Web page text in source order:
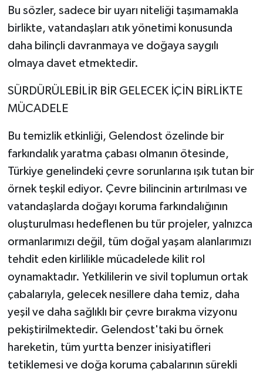
Bu sözler, sadece bir uyarı niteliği taşımamakla
birlikte, vatandaşları atık yönetimi konusunda
daha bilinçli davranmaya ve doğaya saygılı
olmaya davet etmektedir.
SÜRDÜRÜLEBİLİR BİR GELECEK İÇİN BİRLİKTE
MÜCADELE
Bu temizlik etkinliği, Gelendost özelinde bir
farkındalık yaratma çabası olmanın ötesinde,
Türkiye genelindeki çevre sorunlarına ışık tutan bir
örnek teşkil ediyor. Çevre bilincinin artırılması ve
vatandaşlarda doğayı koruma farkındalığının
oluşturulması hedeflenen bu tür projeler, yalnızca
ormanlarımızı değil, tüm doğal yaşam alanlarımızı
tehdit eden kirlilikle mücadelede kilit rol
oynamaktadır. Yetkililerin ve sivil toplumun ortak
çabalarıyla, gelecek nesillere daha temiz, daha
yeşil ve daha sağlıklı bir çevre bırakma vizyonu
pekiştirilmektedir. Gelendost'taki bu örnek
hareketin, tüm yurtta benzer inisiyatifleri
tetiklemesi ve doğa koruma çabalarının sürekli